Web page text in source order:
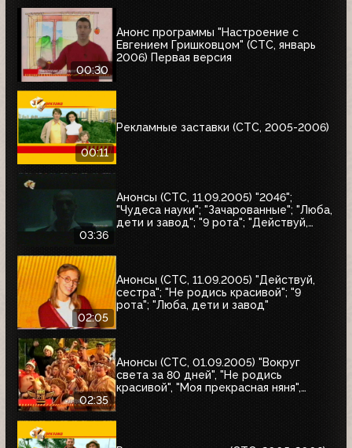
00:30
Анонс программы "Настроение с
Евгением Гришковцом" (СТС, январь
2006) Первая версия
00:11
Рекламные заставки (СТС, 2005-2006)
03:36
Анонсы (СТС, 11.09.2005) "2046";
"Чудеса науки"; "Зачарованные"; "Люба,
дети и завод"; "9 рота"; "Действуй,
02:05
Анонсы (СТС, 11.09.2005) "Действуй,
сестра"; "Не родись красивой"; "9
рота"; "Люба, дети и завод"
02:35
Анонсы (СТС, 01.09.2005) "Вокруг
света за 80 дней", "Не родись
красивой", "Моя прекрасная няня",